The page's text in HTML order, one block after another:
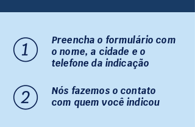
Preencha o formulário com
o nome, a cidade e o
telefone da indicação
Nós fazemos o contato
com quem você indicou